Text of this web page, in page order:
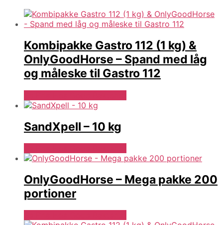
Kombipakke Gastro 112 (1 kg) &
OnlyGoodHorse – Spand med låg
og måleske til Gastro 112
SandXpell – 10 kg
OnlyGoodHorse – Mega pakke 200
portioner